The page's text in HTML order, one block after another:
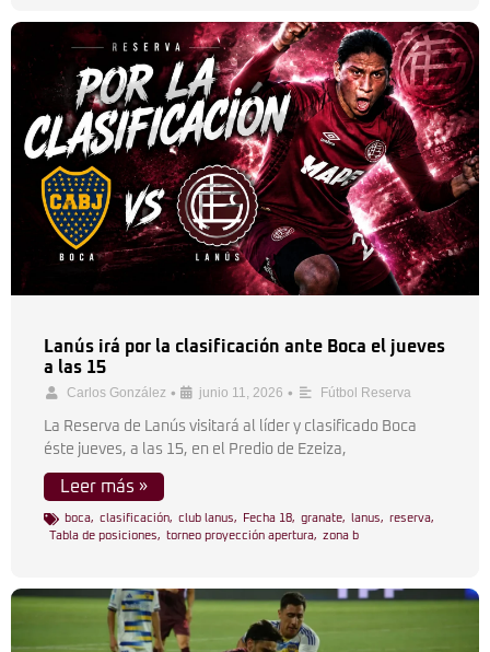
Lanús irá por la clasificación ante Boca el jueves
a las 15
Carlos González • junio 11, 2026 • Fútbol Reserva
La Reserva de Lanús visitará al líder y clasificado Boca
éste jueves, a las 15, en el Predio de Ezeiza,
Leer más »
boca, clasificación, club lanus, Fecha 18, granate, lanus, reserva,
Tabla de posiciones, torneo proyección apertura, zona b